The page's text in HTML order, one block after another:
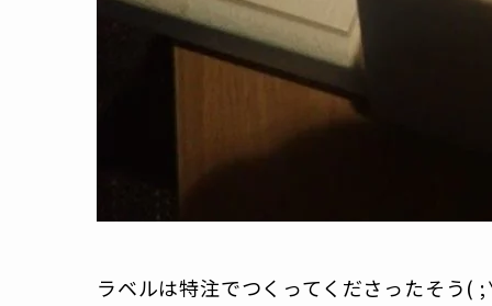
ラベルは特注でつくってくださったそう(